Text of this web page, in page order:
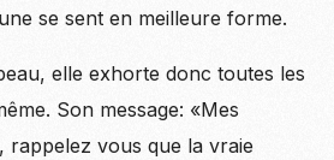
se sent en meilleure forme.
elle exhorte donc toutes les
Son message: «Mes
rappelez vous que la vraie